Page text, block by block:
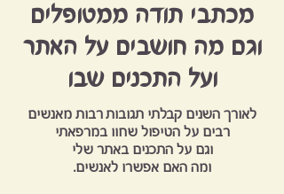
מכתבי תודה ממטופלים
וגם מה חושבים על האתר
ועל התכנים שבו
לאורך השנים קבלתי תגובות רבות מאנשים
רבים על הטיפול שחוו במרפאתי
וגם על התכנים באתר שלי
ומה האם אפשרו לאנשים.